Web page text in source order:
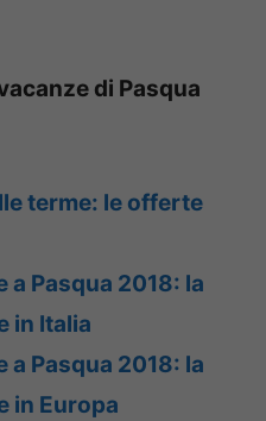
di Pasqua
terme: le offerte
a Pasqua 2018: la
in Italia
a Pasqua 2018: la
in Europa